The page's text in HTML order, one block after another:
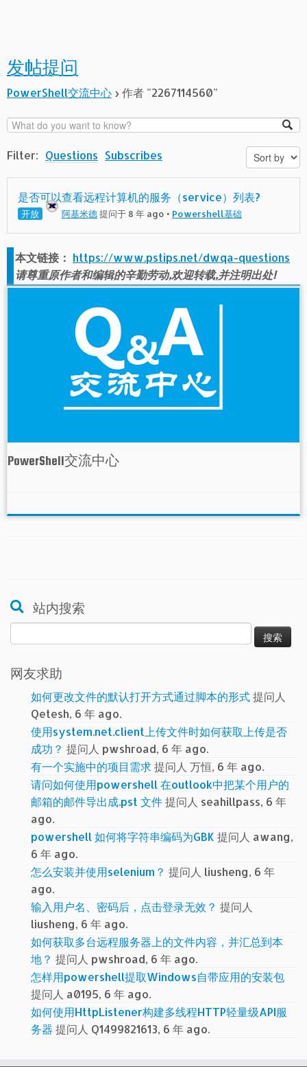
发帖提问
PowerShell交流中心 › 作者 "2267114560"
Filter: Questions Subscribes
是否可以查看远程计算机的服务（service）列表?
开放 阿基米德提问于 8 年 ago • Powershell基础
本文链接： https://www.pstips.net/dwqa-questions
请尊重原作者和编辑的辛勤劳动,欢迎转载,并注明出处!
PowerShell交流中心
站内搜索
索：
网友求助
如何更改文件的默认打开方式通过脚本的形式提问人
Qetesh, 6 年 ago.
使用system.net.client上传文件时如何获取上传是否
成功？ 提问人 pwshroad, 6 年 ago.
有一个实施中的项目需求提问人 万恒, 6 年 ago.
请问如何使用powershell 在outlook中把某个用户的
邮箱的邮件导出成.pst 文件提问人 seahillpass, 6 年
ago.
powershell 如何将字符串编码为GBK 提问人 awang,
6 年 ago.
怎么安装并使用selenium？ 提问人 liusheng, 6 年
ago.
输入用户名、密码后，点击登录无效？ 提问人
liusheng, 6 年 ago.
如何获取多台远程服务器上的文件内容，并汇总到本
地？ 提问人 pwshroad, 6 年 ago.
怎样用powershell提取Windows自带应用的安装包
提问人 a0195, 6 年 ago.
如何使用HttpListener构建多线程HTTP轻量级API服
务器 提问人 Q1499821613, 6 年 ago.